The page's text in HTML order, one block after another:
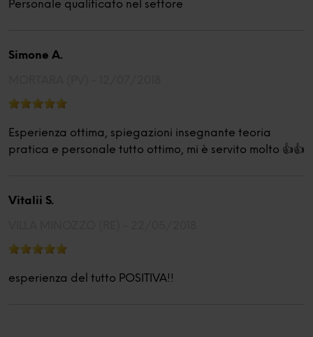
Personale qualificato nel settore
Simone A.
Esperienza ottima, spiegazioni insegnante teoria
pratica e personale tutto ottimo, mi è servito molto 👍👍
Vitalii S.
esperienza del tutto POSITIVA!!